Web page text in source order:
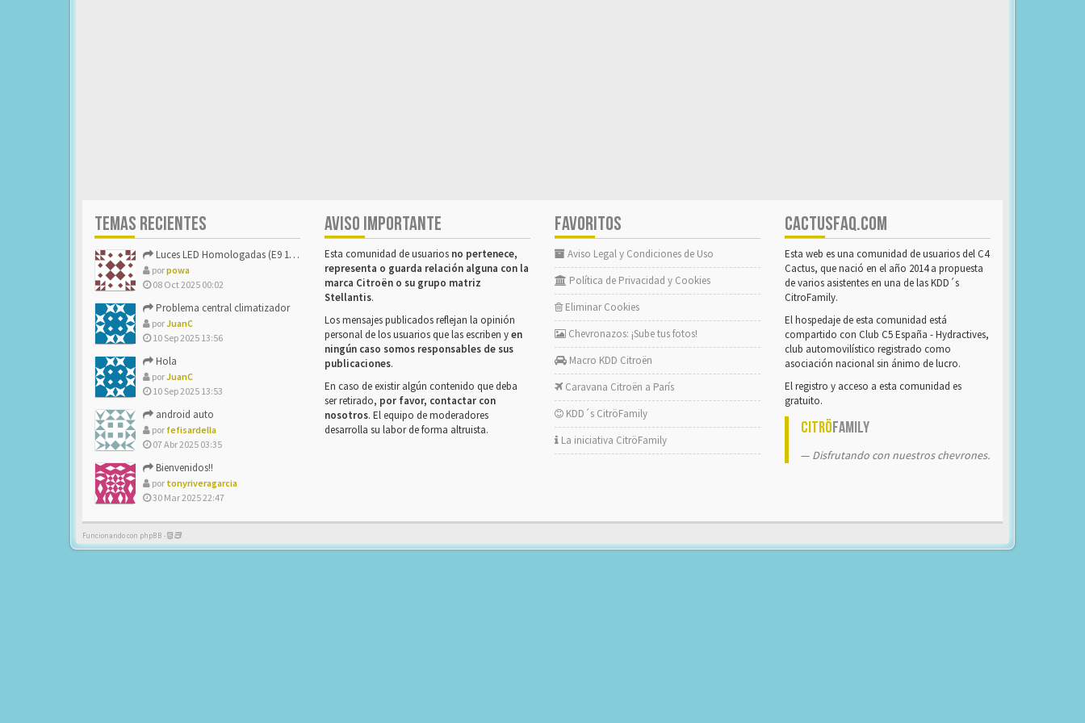
TEMAS RECIENTES
Luces LED Homologadas (E9 16785)
porpowa
08 Oct 2025 00:02
Problema central climatizador
porJuanC
10 Sep 2025 13:56
Hola
porJuanC
10 Sep 2025 13:53
android auto
por fefisardella
07 Abr 2025 03:35
Bienvenidos!!
por tonyriveragarcia
30 Mar 2025 22:47
AVISO IMPORTANTE
Esta comunidad de usuarios no pertenece,
representa o guarda relación alguna con la
marca Citroën o su grupo matriz
Stellantis.
Los mensajes publicados reflejan la opinión
personal de los usuarios que las escriben yen
ningún caso somos responsables de sus
publicaciones.
En caso de existir algún contenido que deba
ser retirado, por favor, contactar con
nosotros. El equipo de moderadores
desarrolla su labor de forma altruista.
FAVORITOS
Aviso Legal y Condiciones de Uso
Política de Privacidad y Cookies
Eliminar Cookies
Chevronazos: ¡Sube tus fotos!
Macro KDD Citroën
Caravana Citroën a París
KDD´s CitröFamily
La iniciativa CitröFamily
CACTUSFAQ.COM
Esta web es una comunidad de usuarios del C4
Cactus, que nació en el año 2014 a propuesta
de varios asistentes en una de las KDD´s
CitroFamily.
El hospedaje de esta comunidad está
compartido con Club C5 España - Hydractives,
club automovilístico registrado como
asociación nacional sin ánimo de lucro.
El registro y acceso a esta comunidad es
gratuito.
CitröFamily
Disfrutando con nuestros chevrones.
Funcionando con phpBB -